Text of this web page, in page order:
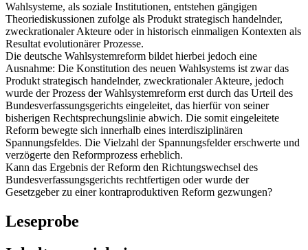
Wahlsysteme, als soziale Institutionen, entstehen gängigen
Theoriediskussionen zufolge als Produkt strategisch handelnder,
zweckrationaler Akteure oder in historisch einmaligen Kontexten als
Resultat evolutionärer Prozesse.
Die deutsche Wahlsystemreform bildet hierbei jedoch eine
Ausnahme: Die Konstitution des neuen Wahlsystems ist zwar das
Produkt strategisch handelnder, zweckrationaler Akteure, jedoch
wurde der Prozess der Wahlsystemreform erst durch das Urteil des
Bundesverfassungsgerichts eingeleitet, das hierfür von seiner
bisherigen Rechtsprechungslinie abwich. Die somit eingeleitete
Reform bewegte sich innerhalb eines interdisziplinären
Spannungsfeldes. Die Vielzahl der Spannungsfelder erschwerte und
verzögerte den Reformprozess erheblich.
Kann das Ergebnis der Reform den Richtungswechsel des
Bundesverfassungsgerichts rechtfertigen oder wurde der
Gesetzgeber zu einer kontraproduktiven Reform gezwungen?
Leseprobe